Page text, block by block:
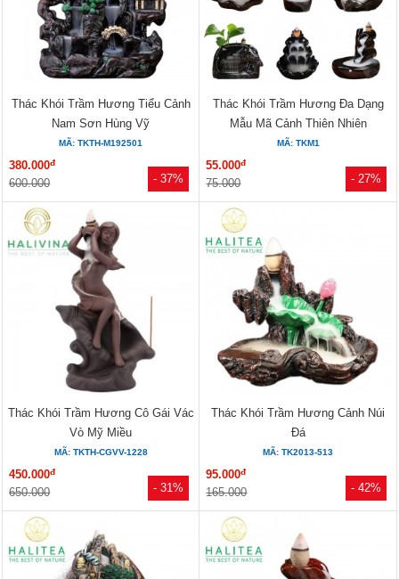
- 37%
Thác Khói Trầm Hương Tiểu Cảnh
Nam Sơn Hùng Vỹ
MÃ: TKTH-M192501
380.000đ
600.000 - 27%
Thác Khói Trầm Hương Đa Dạng
Mẫu Mã Cảnh Thiên Nhiên
MÃ: TKM1
55.000đ
75.000
- 31%
Thác Khói Trầm Hương Cô Gái Vác
Vò Mỹ Miều
MÃ: TKTH-CGVV-1228
450.000đ
650.000 - 42%
Thác Khói Trầm Hương Cảnh Núi
Đá
MÃ: TK2013-513
95.000đ
165.000